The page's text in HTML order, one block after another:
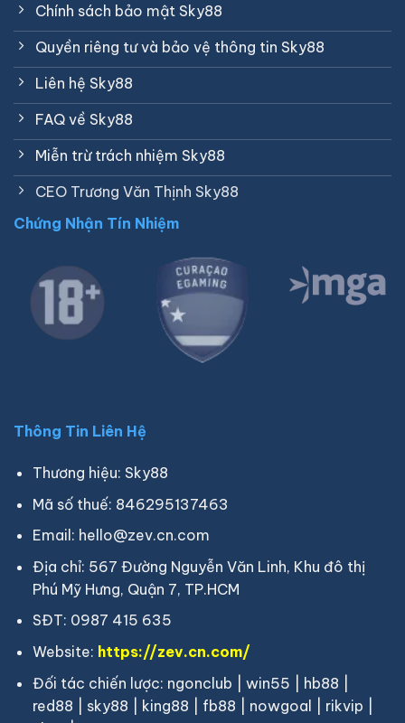
Chính sách bảo mật Sky88
Quyền riêng tư và bảo vệ thông tin Sky88
Liên hệ Sky88
FAQ về Sky88
Miễn trừ trách nhiệm Sky88
CEO Trương Văn Thịnh Sky88
Chứng Nhận Tín Nhiệm
Thông Tin Liên Hệ
Thương hiệu: Sky88
Mã số thuế: 846295137463
Email: hello@zev.cn.com
Địa chỉ: 567 Đường Nguyễn Văn Linh, Khu đô thị
Phú Mỹ Hưng, Quận 7, TP.HCM
SĐT: 0987 415 635
Website: https://zev.cn.com/
Đối tác chiến lược: ngonclub win55 hb88
red88
sky88 king88 fb88 nowgoal rikvip